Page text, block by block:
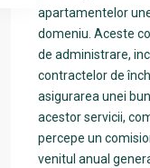
apartamentelor
domeniu. Aceste
de administrare,
contractelor de
asigurarea unei
acestor servicii,
percepe un
venitul anual